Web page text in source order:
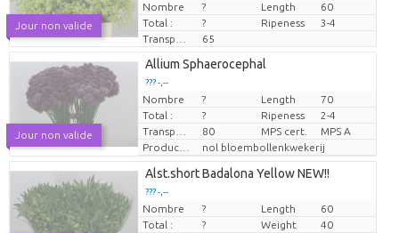
Jour non valide
Nombre
? Length
60
Total :
? Ripeness
3-4
65
Jour non valide
Allium Sphaerocephal
??? -,--
Prix par pièce
Nombre ? Length
70
Total :
? Ripeness
2-4
80 MPS cert.
MPS A
Producteur
nol bloembollenkwekerij
Alst.short Badalona Yellow NEW!!
??? -,--
Prix par pièce
Nombre ? Length
60
Total :
? Weight
40